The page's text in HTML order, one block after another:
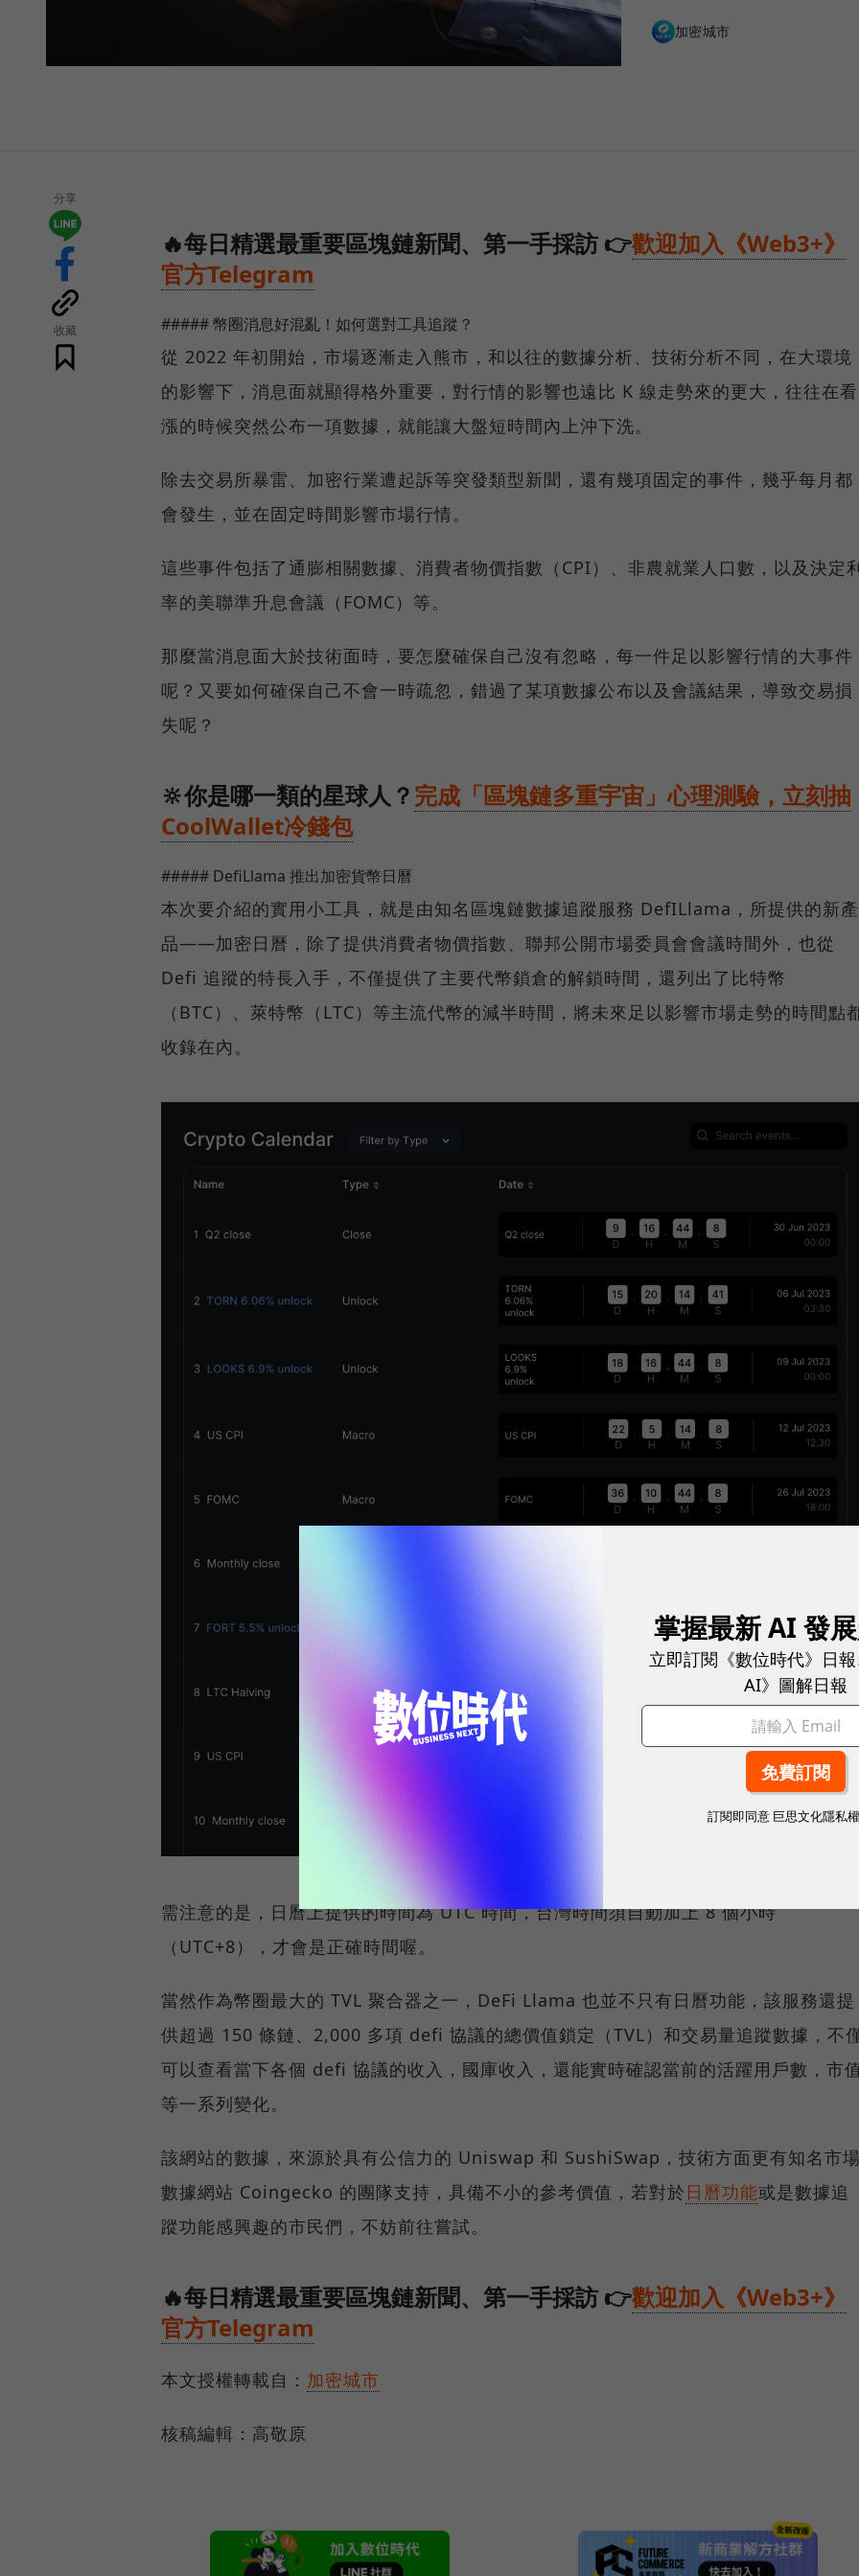
加密城市
分享
收藏
🔥每日精選最重要區塊鏈新聞、第一手採訪 👉歡迎加入《Web3+》
官方Telegram
##### 幣圈消息好混亂！如何選對工具追蹤？
從 2022 年初開始，市場逐漸走入熊市，和以往的數據分析、技術分析不同，在大環境
的影響下，消息面就顯得格外重要，對行情的影響也遠比 K 線走勢來的更大，往往在看
漲的時候突然公布一項數據，就能讓大盤短時間內上沖下洗。
除去交易所暴雷、加密行業遭起訴等突發類型新聞，還有幾項固定的事件，幾乎每月都
會發生，並在固定時間影響市場行情。
這些事件包括了通膨相關數據、消費者物價指數（CPI）、非農就業人口數，以及決定
率的美聯準升息會議（FOMC）等。
那麼當消息面大於技術面時，要怎麼確保自己沒有忽略，每一件足以影響行情的大事件
呢？又要如何確保自己不會一時疏忽，錯過了某項數據公布以及會議結果，導致交易損
失呢？
🔆你是哪一類的星球人？完成「區塊鏈多重宇宙」心理測驗，立刻抽
CoolWallet冷錢包
##### DefiLlama 推出加密貨幣日曆
本次要介紹的實用小工具，就是由知名區塊鏈數據追蹤服務 DefILlama，所提供的新產
品——加密日曆，除了提供消費者物價指數、聯邦公開市場委員會會議時間外，也從
Defi 追蹤的特長入手，不僅提供了主要代幣鎖倉的解鎖時間，還列出了比特幣
（BTC）、萊特幣（LTC）等主流代幣的減半時間，將未來足以影響市場走勢的時間點
收錄在內。
需注意的是，日曆上提供的時間為 UTC 時間，台灣時間須自動加上 8 個小時
（UTC+8），才會是正確時間喔。
當然作為幣圈最大的 TVL 聚合器之一，DeFi Llama 也並不只有日曆功能，該服務還提
供超過 150 條鏈、2,000 多項 defi 協議的總價值鎖定（TVL）和交易量追蹤數據，不
可以查看當下各個 defi 協議的收入，國庫收入，還能實時確認當前的活躍用戶數，市
等一系列變化。
該網站的數據，來源於具有公信力的 Uniswap 和 SushiSwap，技術方面更有知名市
數據網站 Coingecko 的團隊支持，具備不小的參考價值，若對於 日曆功能或是數據追
蹤功能感興趣的市民們，不妨前往嘗試。
🔥每日精選最重要區塊鏈新聞、第一手採訪 👉歡迎加入《Web3+》
官方Telegram
本文授權轉載自： 加密城市
核稿編輯：高敬原
掌握最新 AI 發
立即訂閱《數位時代》日
AI》圖解日報
訂閱即同意 巨思文化隱私